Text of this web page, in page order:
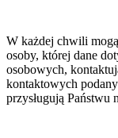
W każdej chwili
osoby, której dane
osobowych,
kontaktowych
przysługują Państwu